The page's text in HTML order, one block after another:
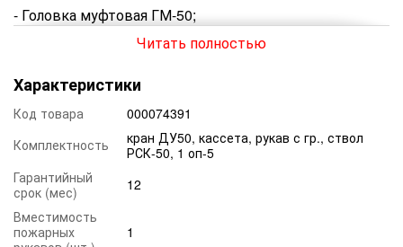
- Головка муфтовая ГМ-50;
- 1 Огнетушитель ВП-5;
является обеспечение сохранности
противопожарного инвентаря, пожарного крана.
Пожарные кран-комплекты устанавливаются в
общественных, жилых, промышленных, торгово-
развлекательных и складских зданиях и сооружениях
в легкодоступных местах, около выходов из зданий, в
общественных вестибюлях, переходах и коридорах.
Шкафы не должны мешать или препятствовать
Читать полностью
Характеристики
Код товара
000074391
Комплектность
кран ДУ50, кассета, рукав с гр., ствол
РСК-50, 1 оп-5
Гарантийный
срок (мес)
12
Вместимость
пожарных
1